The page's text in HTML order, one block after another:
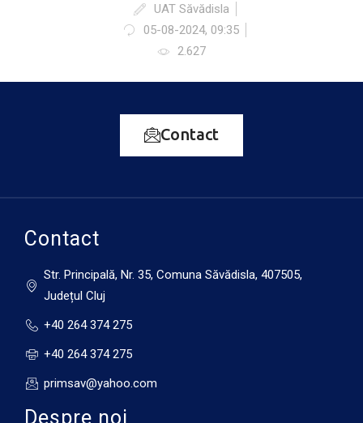
UAT Săvădisla
05-08-2024, 09:35
2.627
Contact
Contact
Str. Principală, Nr. 35, Comuna Săvădisla, 407505,
Județul Cluj
+40 264 374 275
+40 264 374 275
primsav@yahoo.com
Despre noi